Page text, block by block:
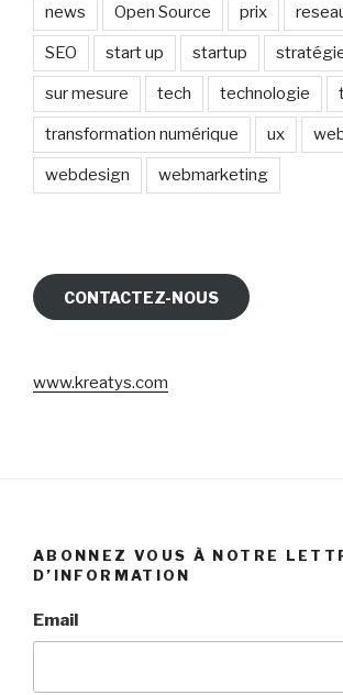
news Open Source prix
SEO start up startup
sur mesure tech technologie
transformation numérique ux
webdesign webmarketing
CONTACTEZ-NOUS
www.kreatys.com
ABONNEZ VOUS À NOTRE
D’INFORMATION
Email